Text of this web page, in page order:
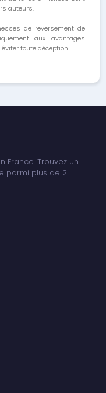
auteurs.
de reversement de
aux avantages
toute déception.
Trouvez un
parmi plus de 2